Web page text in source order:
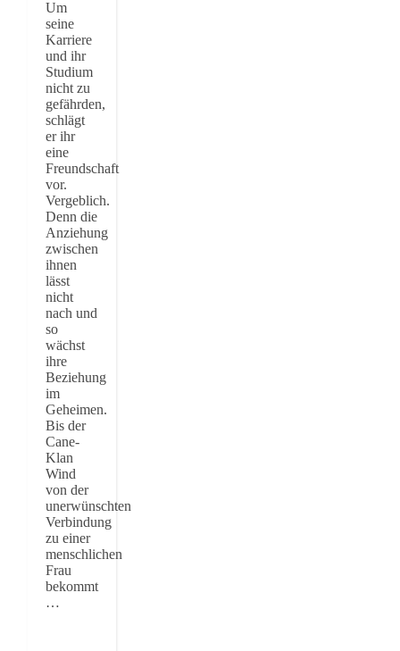
Um
seine
Karriere
und ihr
Studium
nicht zu
gefährden,
schlägt
er ihr
eine
Freundschaft
vor.
Vergeblich.
Denn die
Anziehung
zwischen
ihnen
lässt
nicht
nach und
so
wächst
ihre
Beziehung
im
Geheimen.
Bis der
Cane-
Klan
Wind
von der
unerwünschten
Verbindung
zu einer
menschlichen
Frau
bekommt
…